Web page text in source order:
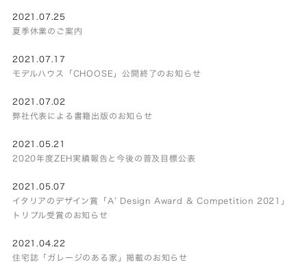
2021.07.25
夏季休業のご案内
2021.07.17
モデルハウス「CHOOSE」公開終了のお知らせ
2021.07.02
弊社代表による書籍出版のお知らせ
2021.05.21
2020年度ZEH実績報告と今後の普及目標公表
2021.05.07
イタリアのデザイン賞「A’ Design Award & Competition 2021」
トリプル受賞のお知らせ
2021.04.22
住宅誌「ガレージのある家」掲載のお知らせ